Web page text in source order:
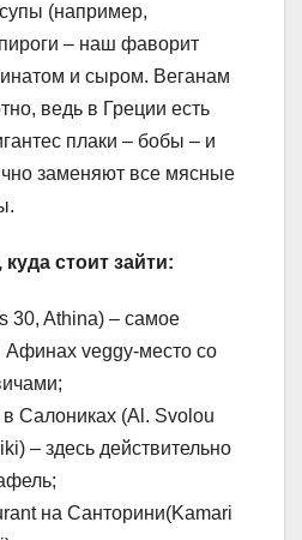
(например,
– наш фаворит
и сыром. Веганам
ведь в Греции есть
плаки – бобы – и
заменяют все мясные
стоит зайти:
30, Athina) – самое
Афинах veggy-место со
Салониках (Al. Svolou
– здесь действительно
на Санторини(Kamari